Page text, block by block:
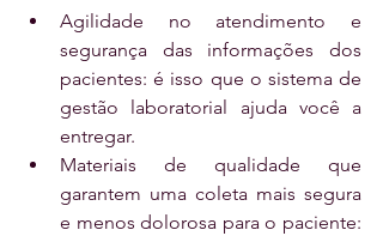
Agilidade no atendimento e
segurança das informações dos
pacientes: é isso que o sistema de
gestão laboratorial ajuda você a
entregar.
Materiais de qualidade que
garantem uma coleta mais segura
e menos dolorosa para o paciente: